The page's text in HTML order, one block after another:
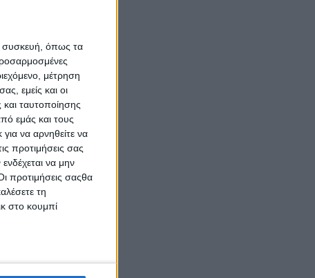
συσκευή, όπως τα
μέτρηση
εμείς και οι
ταυτοποίησης
εμάς και τους
να αρνηθείτε να
προτιμήσεις σας
να μην
προτιμήσεις σαςθα
τη
στο κουμπί